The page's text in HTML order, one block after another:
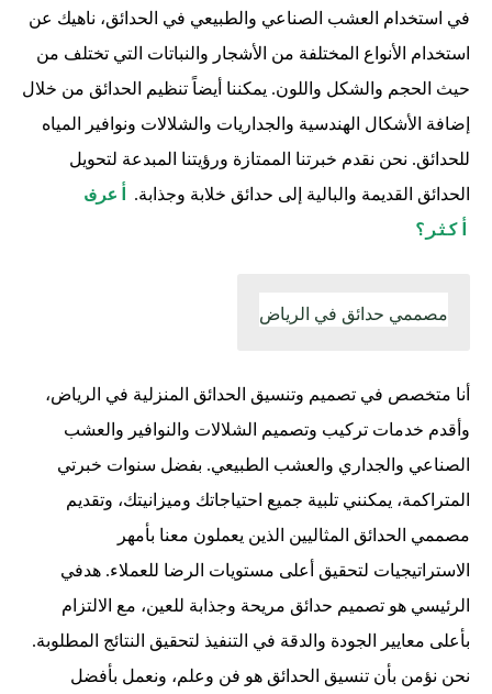
في استخدام العشب الصناعي والطبيعي في الحدائق، ناهيك عن
استخدام الأنواع المختلفة من الأشجار والنباتات التي تختلف من
حيث الحجم والشكل واللون. يمكننا أيضاً تنظيم الحدائق من خلال
إضافة الأشكال الهندسية والجداريات والشلالات ونوافير المياه
للحدائق. نحن نقدم خبرتنا الممتازة ورؤيتنا المبدعة لتحويل
الحدائق القديمة والبالية إلى حدائق خلابة وجذابة. أعرف
أكثر؟
مصممي حدائق في الرياض
أنا متخصص في تصميم وتنسيق الحدائق المنزلية في الرياض،
وأقدم خدمات تركيب وتصميم الشلالات والنوافير والعشب
الصناعي والجداري والعشب الطبيعي. بفضل سنوات خبرتي
المتراكمة، يمكنني تلبية جميع احتياجاتك وميزانيتك، وتقديم
مصممي الحدائق المثاليين الذين يعملون معنا بأمهر
الاستراتيجيات لتحقيق أعلى مستويات الرضا للعملاء. هدفي
الرئيسي هو تصميم حدائق مريحة وجذابة للعين، مع الالتزام
بأعلى معايير الجودة والدقة في التنفيذ لتحقيق النتائج المطلوبة.
نحن نؤمن بأن تنسيق الحدائق هو فن وعلم، ونعمل بأفضل